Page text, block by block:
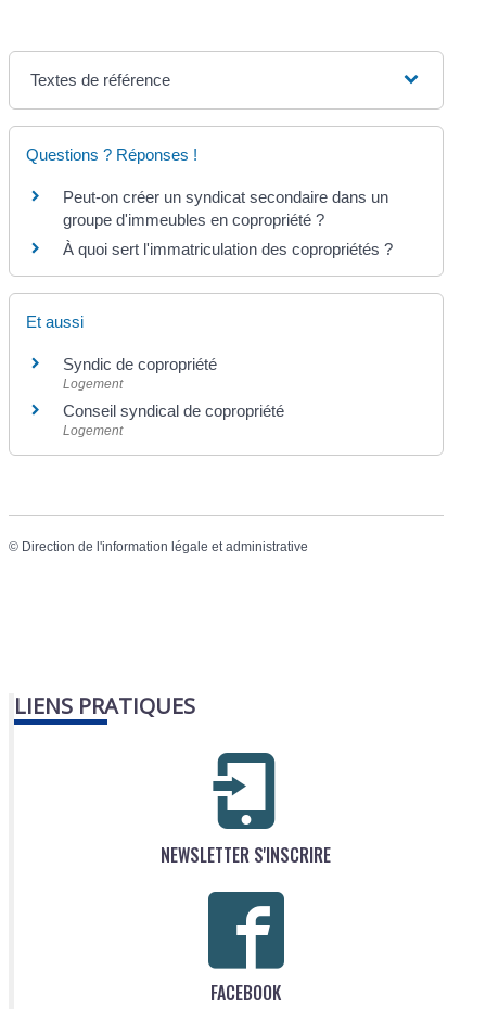
Textes de référence
Questions ? Réponses !
Peut-on créer un syndicat secondaire dans un
groupe d'immeubles en copropriété ?
À quoi sert l'immatriculation des copropriétés ?
Et aussi
Syndic de copropriété
Logement
Conseil syndical de copropriété
Logement
© Direction de l'information légale et administrative
LIENS PRATIQUES
NEWSLETTER S'INSCRIRE
FACEBOOK